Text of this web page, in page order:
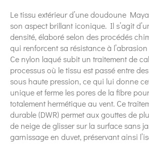
Le tissu extérieur d’une doudoune
son aspect brillant iconique. Il s’agit
densité, élaboré selon des procédés
qui renforcent sa résistance à
Ce nylon laqué subit un traitement de
processus où le tissu est passé entre
sous haute pression, ce qui lui donne
unique et ferme les pores de la fibre
totalement hermétique au vent. Ce
durable (DWR) permet aux gouttes de
de neige de glisser sur la surface sans
garnissage en duvet, préservant ainsi